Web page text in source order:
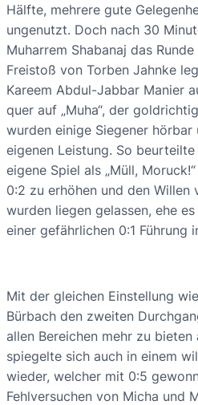
Hälfte, mehrere gute
ungenutzt. Doch nach 30
Muharrem Shabanaj das
Freistoß von Torben Jahnke
Kareem Abdul-Jabbar Manier
quer auf „Muha“, der
wurden einige Siegener
eigenen Leistung. So
eigene Spiel als „Müll,
0:2 zu erhöhen und den Willen
wurden liegen gelassen, ehe
einer gefährlichen 0:1 Führung
Mit der gleichen Einstellung
Bürbach den zweiten
allen Bereichen mehr zu bieten
spiegelte sich auch in einem
wieder, welcher mit 0:5
Fehlversuchen von Micha und